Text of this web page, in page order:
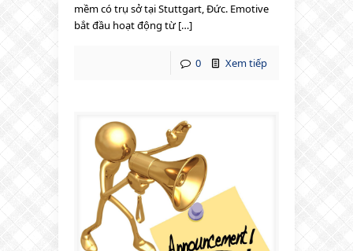
mềm có trụ sở tại Stuttgart, Đức. Emotive
bắt đầu hoạt động từ […]
0 Xem tiếp